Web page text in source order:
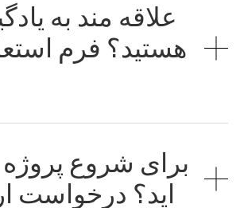
علاقه مند به
هستید؟ فرم
برای شروع پروژه
اید؟ درخواست